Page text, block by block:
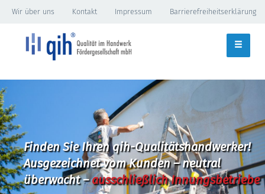
Wir über uns Kontakt Impressum Barrierefreiheitserklärung
Finden Sie Ihren qih-Qualitätshandwerker!
Ausgezeichnet vom Kunden – neutral
überwacht –ausschließlich Innungsbetriebe